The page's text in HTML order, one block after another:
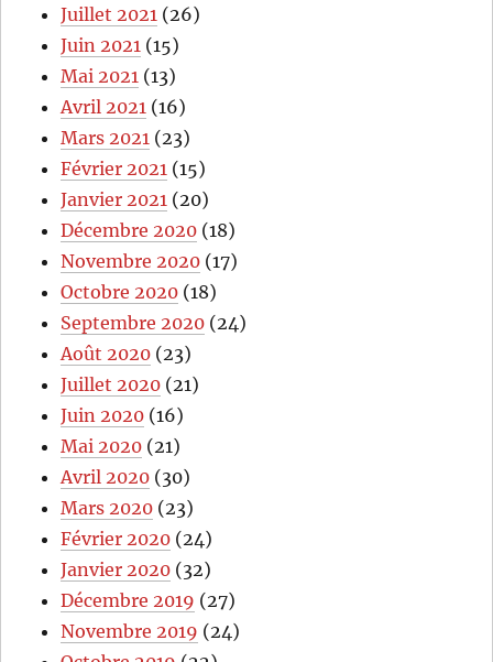
Juillet 2021 (26)
Juin 2021 (15)
Mai 2021 (13)
Avril 2021 (16)
Mars 2021 (23)
Février 2021 (15)
Janvier 2021 (20)
Décembre 2020 (18)
Novembre 2020 (17)
Octobre 2020 (18)
Septembre 2020 (24)
Août 2020 (23)
Juillet 2020 (21)
Juin 2020 (16)
Mai 2020 (21)
Avril 2020 (30)
Mars 2020 (23)
Février 2020 (24)
Janvier 2020 (32)
Décembre 2019 (27)
Novembre 2019 (24)